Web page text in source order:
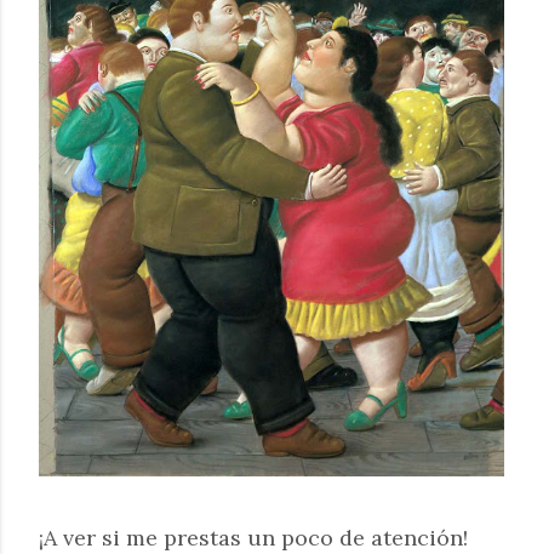
¡A ver si me prestas un poco de atención!